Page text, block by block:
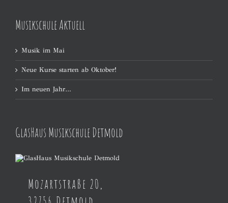
Musikschule Aktuell
Musik im Mai
Neue Kurse starten ab Oktober!
Im neuen Jahr…
GlasHaus Musikschule Detmold
Mozartstraße 20,